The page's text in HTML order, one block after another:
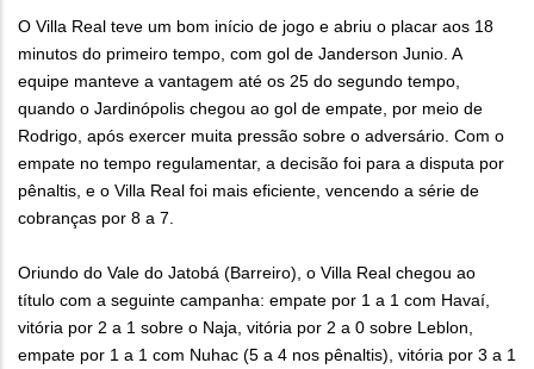
O Villa Real teve um bom início de jogo e abriu o placar aos 18
minutos do primeiro tempo, com gol de Janderson Junio. A
equipe manteve a vantagem até os 25 do segundo tempo,
quando o Jardinópolis chegou ao gol de empate, por meio de
Rodrigo, após exercer muita pressão sobre o adversário. Com o
empate no tempo regulamentar, a decisão foi para a disputa por
pênaltis, e o Villa Real foi mais eficiente, vencendo a série de
cobranças por 8 a 7.
Oriundo do Vale do Jatobá (Barreiro), o Villa Real chegou ao
título com a seguinte campanha: empate por 1 a 1 com Havaí,
vitória por 2 a 1 sobre o Naja, vitória por 2 a 0 sobre Leblon,
empate por 1 a 1 com Nuhac (5 a 4 nos pênaltis), vitória por 3 a 1